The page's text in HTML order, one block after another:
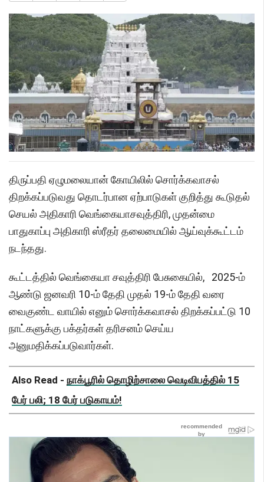
திருப்பதி ஏழுமலையான் கோயிலில் சொர்க்கவாசல்
திறக்கப்படுவது தொடர்பான ஏற்பாடுகள் குறித்து கூடுதல்
செயல் அதிகாரி வெங்கையாசவுத்திரி, முதன்மை
பாதுகாப்பு அதிகாரி ஸ்ரீதர் தலைமையில் ஆய்வுக்கூட்டம்
நடந்தது.
கூட்டத்தில் வெங்கையா சவுத்திரி பேசுகையில், 2025-ம்
ஆண்டு ஜனவரி 10-ம் தேதி முதல் 19-ம் தேதி வரை
வைகுண்ட வாயில் எனும் சொர்க்கவாசல் திறக்கப்பட்டு 10
நாட்களுக்கு பக்தர்கள் தரிசனம் செய்ய
அனுமதிக்கப்படுவார்கள்.
Also Read - நாக்பூரில் தொழிற்சாலை வெடிவிபத்தில் 15
பேர் பலி; 18 பேர் படுகாயம்!